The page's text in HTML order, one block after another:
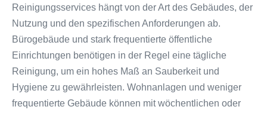
Reinigungsservices hängt von der Art des Gebäudes, der
Nutzung und den spezifischen Anforderungen ab.
Bürogebäude und stark frequentierte öffentliche
Einrichtungen benötigen in der Regel eine tägliche
Reinigung, um ein hohes Maß an Sauberkeit und
Hygiene zu gewährleisten. Wohnanlagen und weniger
frequentierte Gebäude können mit wöchentlichen oder